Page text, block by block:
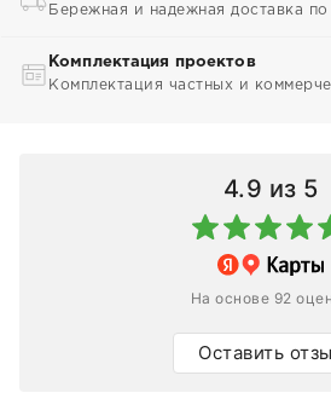
Бережная и надежная доставка
Комплектация проектов
Комплектация частных и
4.9 из 5
На основе 92
Оставить